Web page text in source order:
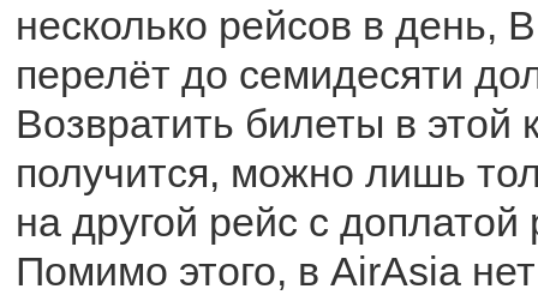
несколько рейсов в день,
перелёт до семидесяти
Возвратить билеты в этой
получится, можно лишь
на другой рейс с
Помимо этого, в AirAsia